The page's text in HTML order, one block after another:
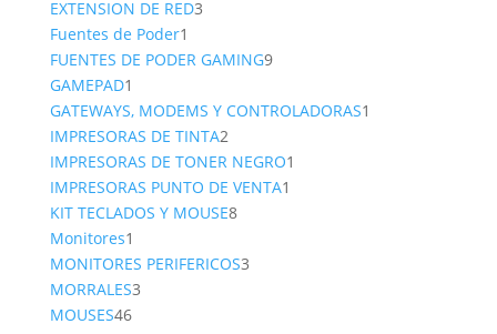
EXTENSION DE RED33
Fuentes de Poder1
producto
FUENTES DE PODER GAMING99
GAMEPAD1
producto
GATEWAYS, MODEMS Y CONTROLADORAS1
IMPRESORAS DE TINTA22
productos
IMPRESORAS DE TONER NEGRO1
IMPRESORAS PUNTO DE VENTA1
KIT TECLADOS Y MOUSE88
Monitores1
producto
MONITORES PERIFERICOS33
MORRALES33
MOUSES4646